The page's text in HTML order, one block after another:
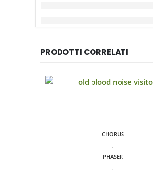
PRODOTTI CORRELATI
CHORUS
,
PHASER
,